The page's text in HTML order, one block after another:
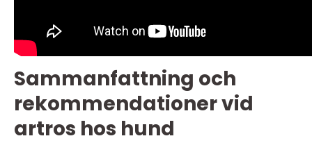
Sammanfattning och
rekommendationer vid
artros hos hund